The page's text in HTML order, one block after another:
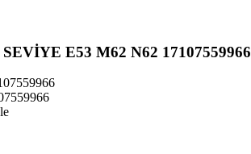
E53 M62 N62 17107559966